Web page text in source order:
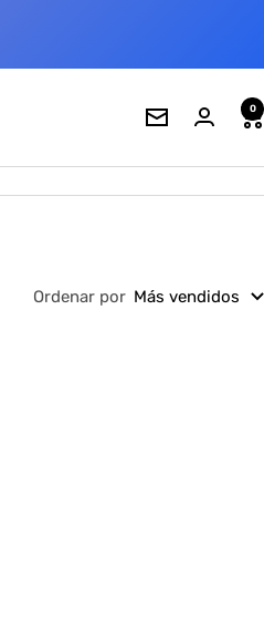
Boletín
0
Ordenar por Más vendidos